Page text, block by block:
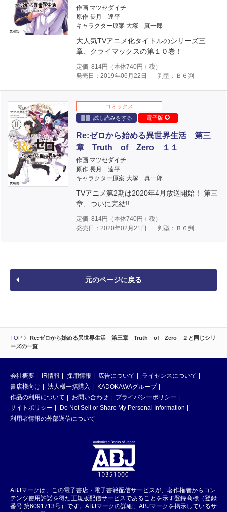
TOP
Re:ゼロから始める異世界生活 第三章 Truth of Zero ２と同じシリ
ーズの一覧
作画 マツセダイチ
原作 長月 達平
キャラクター原案 大塚 真一郎
大人気TVアニメ化タイトルのシリーズ三
章、クライマックスの第１０巻！
定価 814円（本体740円＋税）
発売日：2019年06月22日
判型：Ｂ６判
コミックス
試し読みをする
電子版
Re:ゼロから始める異世界生活 第三
章 Truth of Zero １１
作画 マツセダイチ
原作 長月 達平
キャラクター原案 大塚 真一郎
TVアニメ第2期は2020年4月放送開始！ 第三
章、ついに完結!!
定価 814円（本体740円＋税）
発売日：2020年02月21日
判型：Ｂ６判
元のページに戻る
会社概要 IR情報 採用情報 広告について
ライセンスについて
書店様向け
法人様一括購入
KADOKAWAグループ
作品の利用について
お問い合わせ
プライバシーポリシー
サイトポリシー
Do Not Sell or Share My Personal Information
利用者情報の外部送信について
ABJマークは、この電子書店・電子書籍配信サービスが、著作権者からコン
テンツ使用許諾を得た正規版配信サービスであることを示す登録商標（登録
番号 第6091713号）です。ABJマークの詳細、ABJマークを掲示しているサ